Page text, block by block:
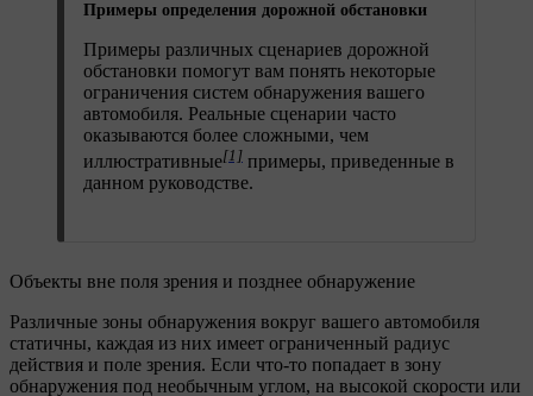
Примеры определения дорожной обстановки
Примеры различных сценариев дорожной
обстановки помогут вам понять некоторые
ограничения систем обнаружения вашего
автомобиля. Реальные сценарии часто
оказываются более сложными, чем
иллюстративные[1] примеры, приведенные в
данном руководстве.
Объекты вне поля зрения и позднее обнаружение
Различные зоны обнаружения вокруг вашего автомобиля
статичны, каждая из них имеет ограниченный радиус
действия и поле зрения. Если что-то попадает в зону
обнаружения под необычным углом, на высокой скорости или